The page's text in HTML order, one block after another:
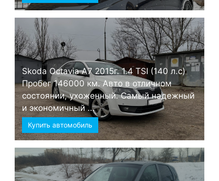
Skoda Octavia А7 2015г. 1.4 TSI (140 л.с)
Пробег 146000 км. Авто в отличном
состоянии, ухоженный. Самый надежный
и экономичный ...
Купить автомобиль